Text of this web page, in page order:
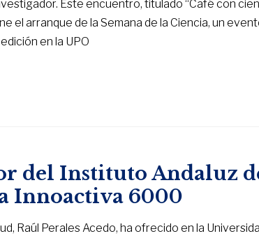
Este encuentro, titulado “Café con
el arranque de la Semana de la Ciencia, un
en la UPO
del Instituto Andaluz
Innoactiva 6000
Raúl Perales Acedo, ha ofrecido en la